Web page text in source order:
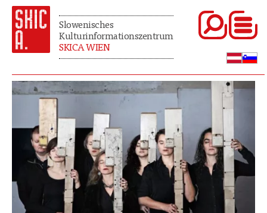
Slowenisches
Kulturinformationszentrum
SKICA WIEN